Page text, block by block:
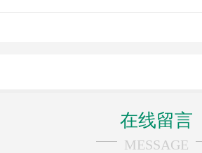
在线留言
MESSAGE